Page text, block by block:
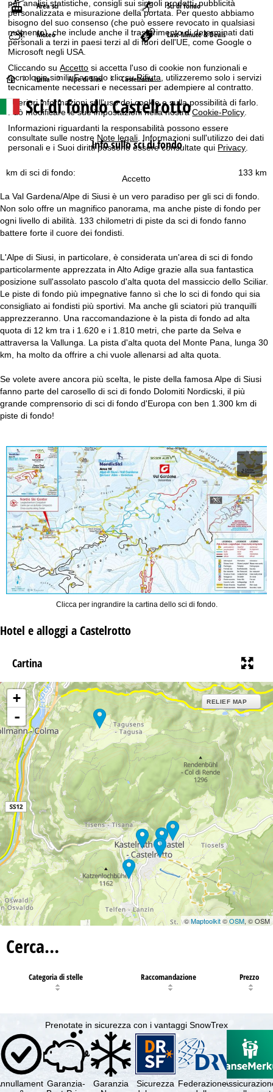
per analisi statistiche, consigli sui singoli prodotti, pubblicità
personalizzata e misurazione della portata. Per questo abbiamo
bisogno del suo consenso (che può essere revocato in qualsiasi
momento), che include anche il trasferimento di determinati dati
personali a terzi in paesi terzi al di fuori dell'UE, come Google o
Microsoft negli USA.
Cliccando suAccetto si accetta l'uso di cookie non funzionali e
tecnologie simili. Facendo clic suRifiuta, utilizzeremo solo i servizi
tecnicamente necessari e necessari per adempiere al contratto.
Ulteriori informazioni sull'uso dei cookie e sulla possibilità di farlo.
Può modificare le sue impostazioni nella nostraCookie-Policy
Informazioni riguardanti la responsabilità possono essere
consultate sulle nostre Note legali . Informazioni sull'utilizzo dei dati
personali e i Suoi diritti possono essere consultate qui Privacy
Accetto
Area sci Sci di fondo
Meteo Last-Minute & Deals
H
o
m
e
p
Italia Alpe di Siusi Castelrotto
Sci di fondo Castelrotto
Info sullo sci di fondo
133 km
km di sci di fondo:
La Val Gardena/Alpe di Siusi è un vero paradiso per gli sci di fondo.
Non solo offre un magnifico panorama, ma anche piste di fondo per
ogni livello di abilità. 133 chilometri di piste da sci di fondo fanno
battere forte il cuore dei fondisti.
L'Alpe di Siusi, in particolare, è considerata un'area di sci di fondo
particolarmente apprezzata in Alto Adige grazie alla sua fantastica
posizione sull'assolato pascolo d'alta quota del massiccio dello Sciliar.
Le piste di fondo più impegnative fanno sì che lo sci di fondo qui sia
consigliato ai fondisti più sportivi. Ma anche gli sciatori più tranquilli
apprezzeranno. Una raccomandazione è la pista di fondo ad alta
quota di 12 km tra i 1.620 e i 1.810 metri, che parte da Selva e
attraversa la Vallunga. La pista d'alta quota del Monte Pana, lunga 30
km, ha molto da offrire a chi vuole allenarsi ad alta quota.
Se volete avere ancora più scelta, le piste della famosa Alpe di Siusi
fanno parte del carosello di sci di fondo Dolomiti Nordicski, il più
grande comprensorio di sci di fondo d'Europa con ben 1.300 km di
piste di fondo!
Clicca per ingrandire la cartina dello sci di fondo.
Hotel e alloggi a Castelrotto
Cartina
+
-
RELIEF MAP
©Maptoolkit©OSM, © OSM
Cerca…
Categoria di stelle Raccomandazione Prezzo
Prenotate in sicurezza con i vantaggi SnowTrex
Garanzia-
Garanzia
Sicurezza Federazione